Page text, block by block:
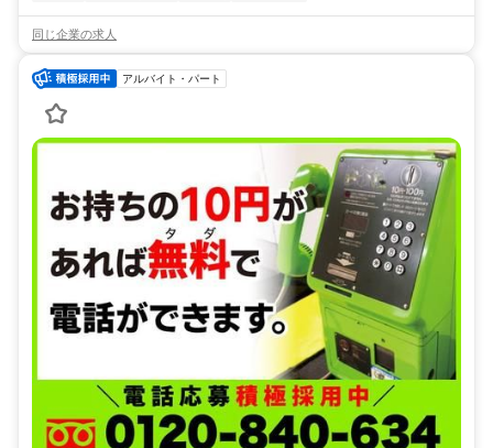
同じ企業の求人
アルバイト・パート